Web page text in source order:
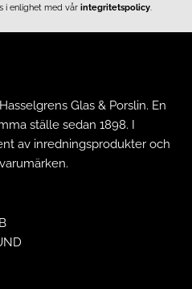
i enlighet med vår integritetspolicy
Glas & Porslin. En
ställe sedan 1898. I
av inredningsprodukter och